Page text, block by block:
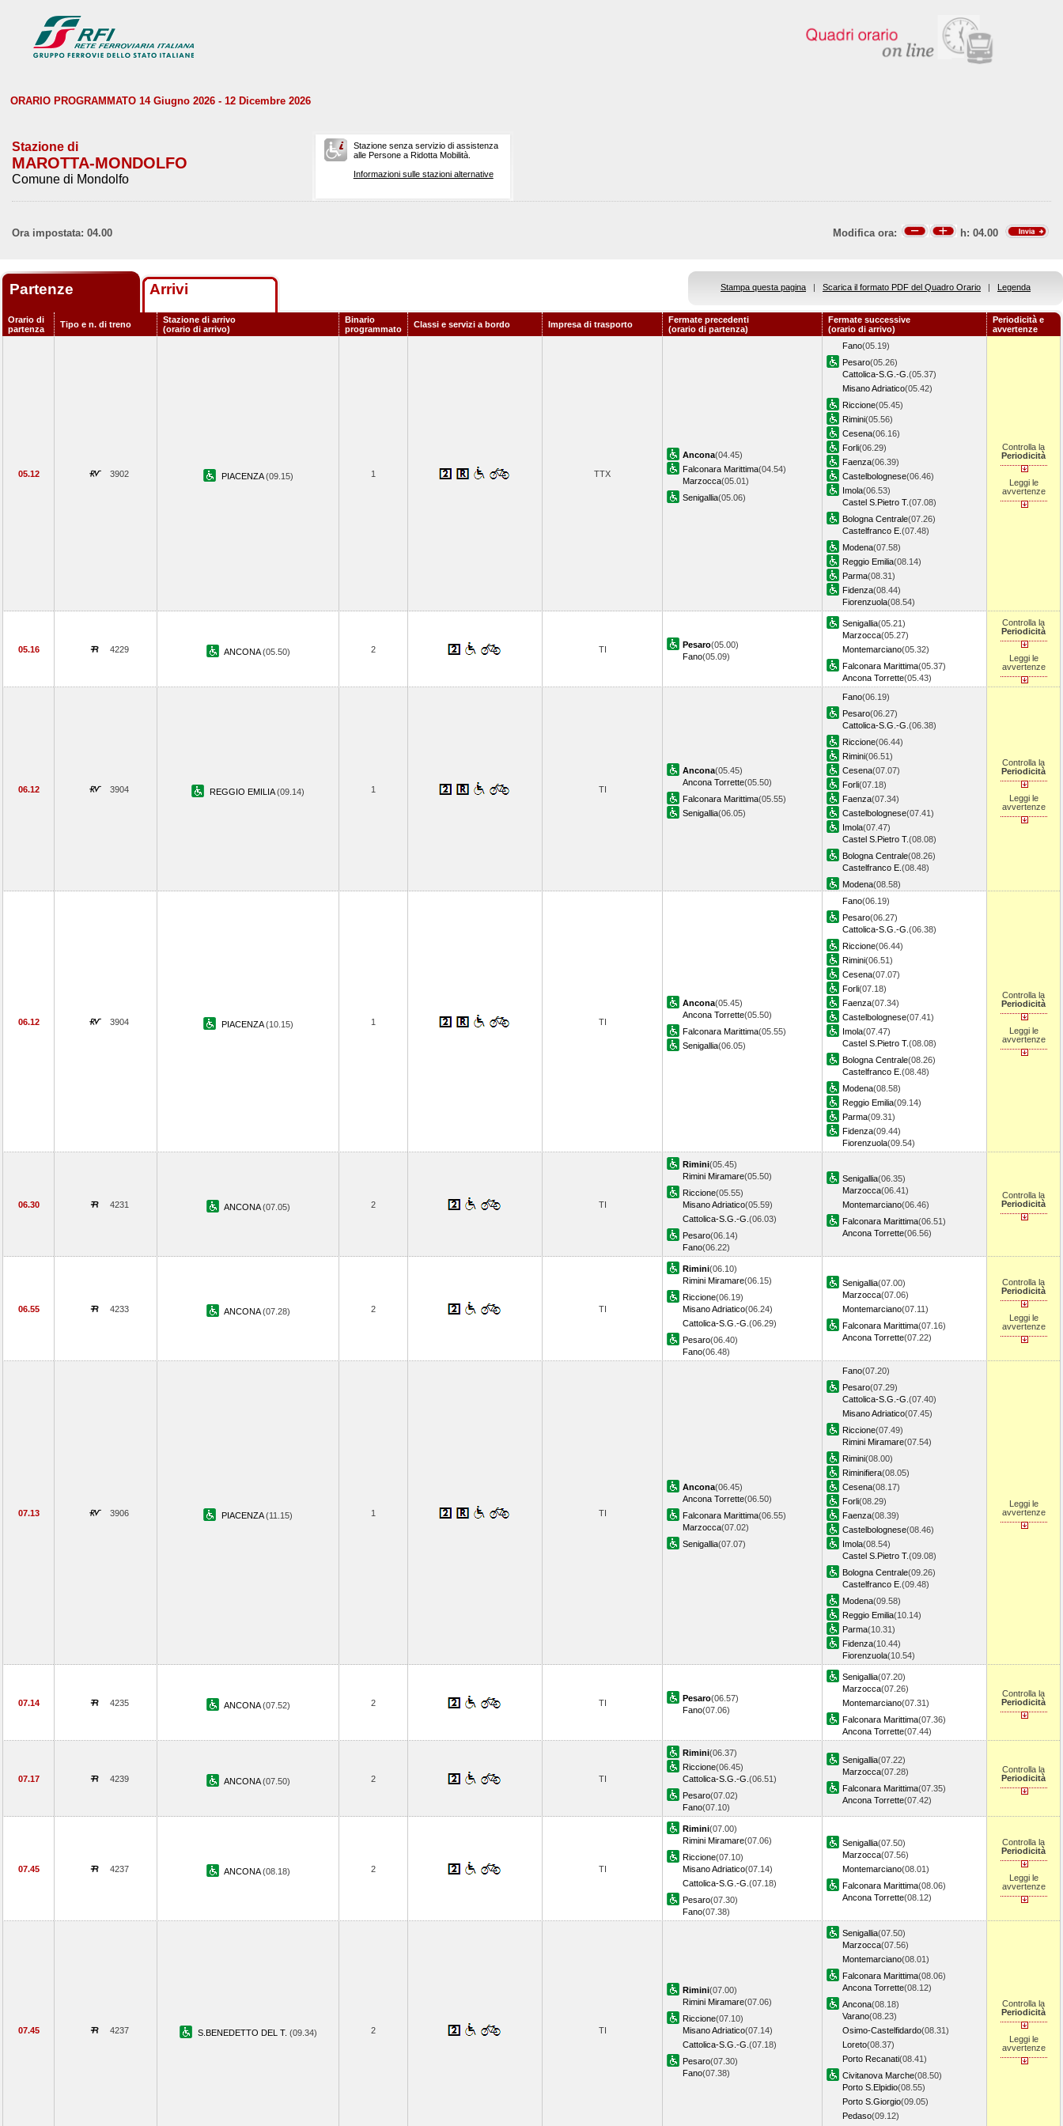
ORARIO PROGRAMMATO 14 Giugno 2026 - 12 Dicembre 2026
Stazione di
MAROTTA-MONDOLFO
Comune di Mondolfo
Stazione senza servizio di assistenza
alle Persone a Ridotta Mobilità.
Informazioni sulle stazioni alternative
Ora impostata: 04.00 Modifica ora: h: 04.00
Partenze Arrivi Stampa questa pagina | Scarica il formato PDF del Quadro Orario | Legenda
Orario di
partenza
Tipo e n. di treno
Stazione di arrivo
(orario di arrivo)
Binario
programmato
Classi e servizi a bordo Impresa di trasporto
Fermate precedenti
(orario di partenza)
Fermate successive
(orario di arrivo)
Periodicità e
avvertenze
05.12 3902 PIACENZA(09.15) 1 TTX
Ancona(04.45)
Falconara Marittima(04.54)
Marzocca(05.01)
Senigallia(05.06)
Fano(05.19)
Pesaro(05.26)
Cattolica-S.G.-G. (05.37)
Misano Adriatico(05.42)
Riccione(05.45)
Rimini(05.56)
Cesena(06.16)
Forli(06.29)
Faenza(06.39)
Castelbolognese(06.46)
Imola(06.53)
Castel S.Pietro T.(07.08)
Bologna Centrale(07.26)
Castelfranco E. (07.48)
Modena(07.58)
Reggio Emilia(08.14)
Parma(08.31)
Fidenza(08.44)
Fiorenzuola(08.54)
Controlla la
Periodicità
Leggi le
avvertenze
05.16 4229 ANCONA(05.50) 2 TI Pesaro(05.00)
Fano(05.09)
Senigallia(05.21)
Marzocca(05.27)
Montemarciano(05.32)
Falconara Marittima(05.37)
Ancona Torrette(05.43)
Controlla la
Periodicità
Leggi le
avvertenze
06.12 3904 REGGIO EMILIA(09.14) 1 TI
Ancona(05.45)
Ancona Torrette(05.50)
Falconara Marittima(05.55)
Senigallia(06.05)
Fano(06.19)
Pesaro(06.27)
Cattolica-S.G.-G. (06.38)
Riccione(06.44)
Rimini(06.51)
Cesena(07.07)
Forli(07.18)
Faenza(07.34)
Castelbolognese(07.41)
Imola(07.47)
Castel S.Pietro T.(08.08)
Bologna Centrale(08.26)
Castelfranco E. (08.48)
Modena(08.58)
Controlla la
Periodicità
Leggi le
avvertenze
06.12 3904 PIACENZA(10.15) 1 TI
Ancona(05.45)
Ancona Torrette(05.50)
Falconara Marittima(05.55)
Senigallia(06.05)
Fano(06.19)
Pesaro(06.27)
Cattolica-S.G.-G. (06.38)
Riccione(06.44)
Rimini(06.51)
Cesena(07.07)
Forli(07.18)
Faenza(07.34)
Castelbolognese(07.41)
Imola(07.47)
Castel S.Pietro T.(08.08)
Bologna Centrale(08.26)
Castelfranco E. (08.48)
Modena(08.58)
Reggio Emilia(09.14)
Parma(09.31)
Fidenza(09.44)
Fiorenzuola(09.54)
Controlla la
Periodicità
Leggi le
avvertenze
06.30 4231 ANCONA(07.05) 2 TI
Rimini(05.45)
Rimini Miramare(05.50)
Riccione(05.55)
Misano Adriatico(05.59)
Cattolica-S.G.-G. (06.03)
Pesaro(06.14)
Fano(06.22)
Senigallia(06.35)
Marzocca(06.41)
Montemarciano(06.46)
Falconara Marittima(06.51)
Ancona Torrette(06.56)
Controlla la
Periodicità
06.55 4233 ANCONA(07.28) 2 TI
Rimini(06.10)
Rimini Miramare(06.15)
Riccione(06.19)
Misano Adriatico(06.24)
Cattolica-S.G.-G. (06.29)
Pesaro(06.40)
Fano(06.48)
Senigallia(07.00)
Marzocca(07.06)
Montemarciano(07.11)
Falconara Marittima(07.16)
Ancona Torrette(07.22)
Controlla la
Periodicità
Leggi le
avvertenze
07.13 3906 PIACENZA(11.15) 1 TI
Ancona(06.45)
Ancona Torrette(06.50)
Falconara Marittima(06.55)
Marzocca(07.02)
Senigallia(07.07)
Fano(07.20)
Pesaro(07.29)
Cattolica-S.G.-G. (07.40)
Misano Adriatico(07.45)
Riccione(07.49)
Rimini Miramare(07.54)
Rimini(08.00)
Riminifiera(08.05)
Cesena(08.17)
Forli(08.29)
Faenza(08.39)
Castelbolognese(08.46)
Imola(08.54)
Castel S.Pietro T.(09.08)
Bologna Centrale(09.26)
Castelfranco E. (09.48)
Modena(09.58)
Reggio Emilia(10.14)
Parma(10.31)
Fidenza(10.44)
Fiorenzuola(10.54)
Leggi le
avvertenze
07.14 4235 ANCONA(07.52) 2 TI Pesaro(06.57)
Fano(07.06)
Senigallia(07.20)
Marzocca(07.26)
Montemarciano(07.31)
Falconara Marittima(07.36)
Ancona Torrette(07.44)
Controlla la
Periodicità
07.17 4239 ANCONA(07.50) 2 TI
Rimini(06.37)
Riccione(06.45)
Cattolica-S.G.-G. (06.51)
Pesaro(07.02)
Fano(07.10)
Senigallia(07.22)
Marzocca(07.28)
Falconara Marittima(07.35)
Ancona Torrette(07.42)
Controlla la
Periodicità
07.45 4237 ANCONA(08.18) 2 TI
Rimini(07.00)
Rimini Miramare(07.06)
Riccione(07.10)
Misano Adriatico(07.14)
Cattolica-S.G.-G. (07.18)
Pesaro(07.30)
Fano(07.38)
Senigallia(07.50)
Marzocca(07.56)
Montemarciano(08.01)
Falconara Marittima(08.06)
Ancona Torrette(08.12)
Controlla la
Periodicità
Leggi le
avvertenze
07.45 4237 S.BENEDETTO DEL T. (09.34) 2 TI
Rimini(07.00)
Rimini Miramare(07.06)
Riccione(07.10)
Misano Adriatico(07.14)
Cattolica-S.G.-G. (07.18)
Pesaro(07.30)
Fano(07.38)
Senigallia(07.50)
Marzocca(07.56)
Montemarciano(08.01)
Falconara Marittima(08.06)
Ancona Torrette(08.12)
Ancona(08.18)
Varano(08.23)
Osimo-Castelfidardo(08.31)
Loreto(08.37)
Porto Recanati(08.41)
Civitanova Marche(08.50)
Porto S.Elpidio(08.55)
Porto S.Giorgio(09.05)
Pedaso(09.12)
Controlla la
Periodicità
Leggi le
avvertenze